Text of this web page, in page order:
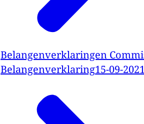
Belangenverklaringen
Belangenverklaring15-09-2021